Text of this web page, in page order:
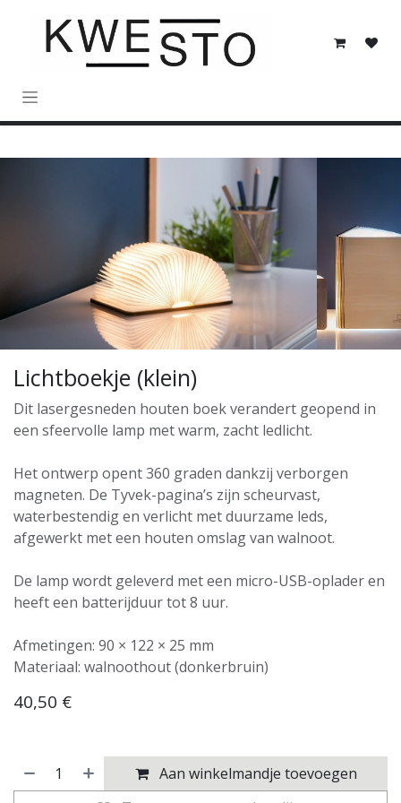
Lichtboekje (klein)
Dit lasergesneden houten boek verandert geopend in
een sfeervolle lamp met warm, zacht ledlicht.
Het ontwerp opent 360 graden dankzij verborgen
magneten. De Tyvek-pagina’s zijn scheurvast,
waterbestendig en verlicht met duurzame leds,
afgewerkt met een houten omslag van walnoot.
De lamp wordt geleverd met een micro-USB-oplader en
heeft een batterijduur tot 8 uur.
Afmetingen: 90 × 122 × 25 mm
Materiaal: walnoothout (donkerbruin)
40,50 €
Aan winkelmandje toevoegen